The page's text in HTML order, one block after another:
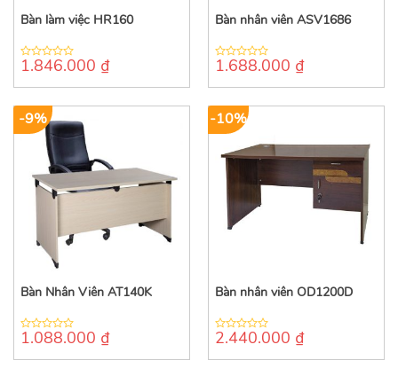
Bàn làm việc HR160
0
of
1.846.000 ₫
Bàn nhân viên ASV1686
0
of
1.688.000 ₫
-9%
Bàn Nhân Viên AT140K
0
of
1.088.000 ₫
-10%
Bàn nhân viên OD1200D
0
of
2.440.000 ₫